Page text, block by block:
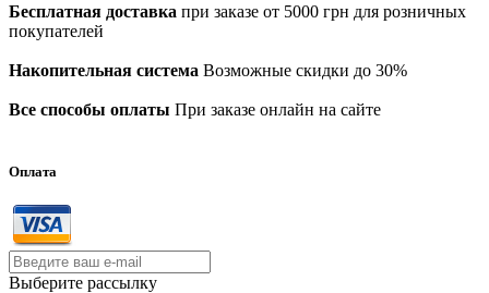
Бесплатная доставка при заказе от 5000 грн для розничных
покупателей
Накопительная система Возможные скидки до 30%
Все способы оплаты При заказе онлайн на сайте
Оплата
Выберите рассылку